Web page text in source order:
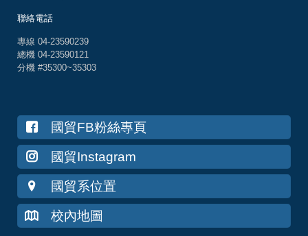
聯絡電話
專線 04-23590239
總機 04-23590121
分機 #35300~35303
國貿FB粉絲專頁
國貿Instagram
國貿系位置
校內地圖